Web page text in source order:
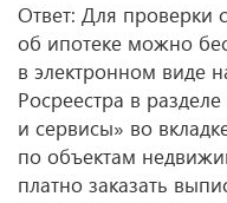
Ответ: Для проверки
об ипотеке можно
в электронном виде
Росреестра в
и сервисы» во
по объектам
платно заказать